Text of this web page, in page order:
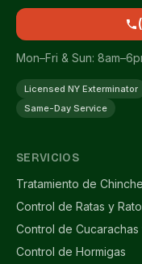
Mon–Fri & Sun:
Licensed NY Exterminator
Same-Day Service
SERVICIOS
Tratamiento de
Control de Ratas y
Control de Cucarachas
Control de Hormigas